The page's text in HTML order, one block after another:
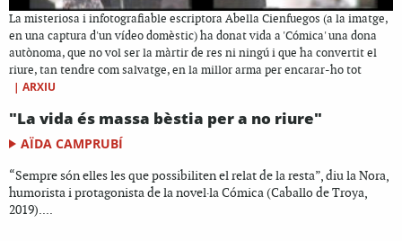
La misteriosa i infotografiable escriptora Abella Cienfuegos (a la imatge,
en una captura d'un vídeo domèstic) ha donat vida a 'Cómica' una dona
autònoma, que no vol ser la màrtir de res ni ningú i que ha convertit el
riure, tan tendre com salvatge, en la millor arma per encarar-ho tot
| ARXIU
"La vida és massa bèstia per a no riure"
AÏDA CAMPRUBÍ
“Sempre són elles les que possibiliten el relat de la resta”, diu la Nora,
humorista i protagonista de la novel·la Cómica (Caballo de Troya,
2019)....